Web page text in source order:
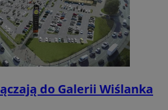
do Galerii Wiślanka